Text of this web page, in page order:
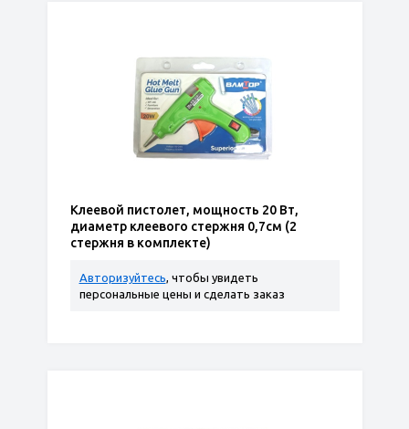
Клеевой пистолет, мощность 20 Вт,
диаметр клеевого стержня 0,7см (2
стержня в комплекте)
Авторизуйтесь, чтобы увидеть
персональные цены и сделать заказ